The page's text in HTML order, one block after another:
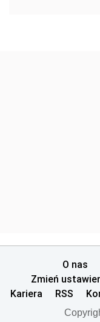
O nas
Zmień
Kariera
RSS